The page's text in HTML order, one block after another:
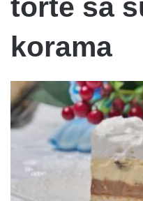
torte sa
korama